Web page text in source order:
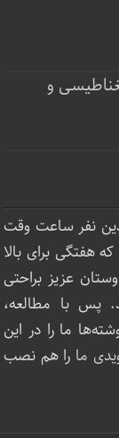
و
نفر ساعت‌ وقت
هفتگی برای بالا
عزیز براحتی
پس با مطالعه،
ما را در این
ما را هم نصب